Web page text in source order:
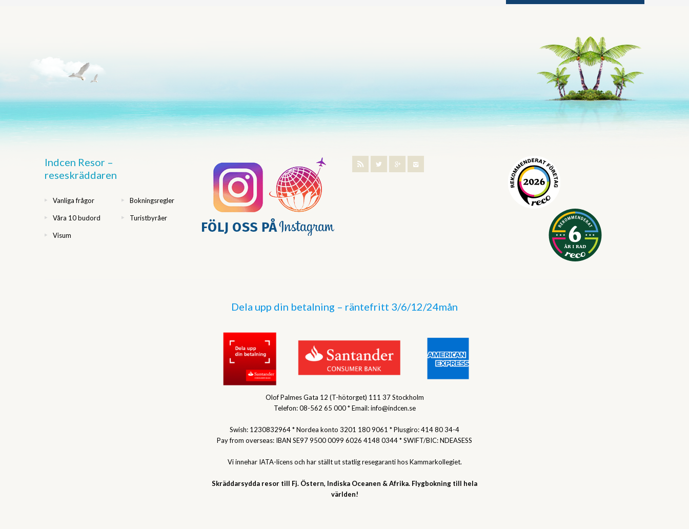
Indcen Resor –
reseskräddaren
Vanliga frågor Bokningsregler
Våra 10 budord Turistbyråer
Visum
Dela upp din betalning – räntefritt 3/6/12/24mån
Olof Palmes Gata 12 (T-hötorget) 111 37 Stockholm
Telefon: 08-562 65 000 * Email: info@indcen.se
Swish: 1230832964 * Nordea konto 3201 180 9061 * Plusgiro: 414 80 34-4
Pay from overseas: IBAN SE97 9500 0099 6026 4148 0344 * SWIFT/BIC: NDEASESS
Vi innehar IATA-licens och har ställt ut statlig resegaranti hos Kammarkollegiet.
Skräddarsydda resor till Fj. Östern, Indiska Oceanen & Afrika. Flygbokning till hela
världen!